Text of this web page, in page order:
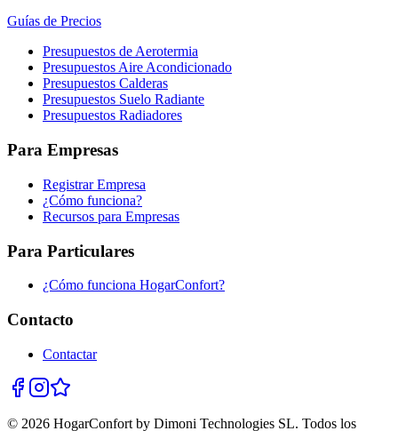
Guías de Precios
Presupuestos de Aerotermia
Presupuestos Aire Acondicionado
Presupuestos Calderas
Presupuestos Suelo Radiante
Presupuestos Radiadores
Para Empresas
Registrar Empresa
¿Cómo funciona?
Recursos para Empresas
Para Particulares
¿Cómo funciona HogarConfort?
Contacto
Contactar
© 2026 HogarConfort by Dimoni Technologies SL. Todos los